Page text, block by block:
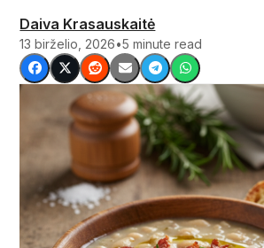
Daiva Krasauskaitė
13 birželio, 2026•5 minute read